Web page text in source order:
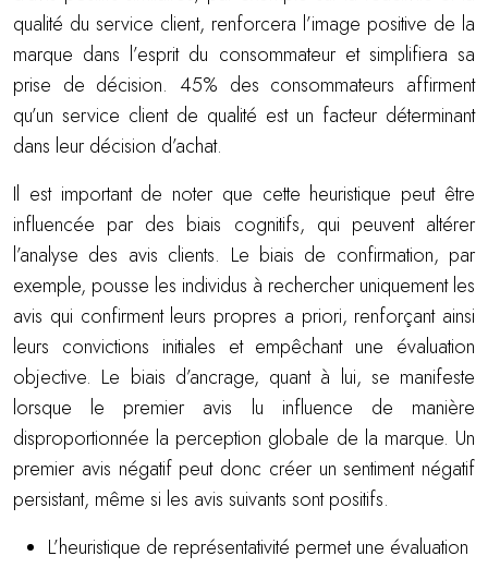
qualité du service client, renforcera l’image positive de la
marque dans l’esprit du consommateur et simplifiera sa
prise de décision. 45% des consommateurs affirment
qu’un service client de qualité est un facteur déterminant
dans leur décision d’achat.
Il est important de noter que cette heuristique peut être
influencée par des biais cognitifs, qui peuvent altérer
l’analyse des avis clients. Le biais de confirmation, par
exemple, pousse les individus à rechercher uniquement les
avis qui confirment leurs propres a priori, renforçant ainsi
leurs convictions initiales et empêchant une évaluation
objective. Le biais d’ancrage, quant à lui, se manifeste
lorsque le premier avis lu influence de manière
disproportionnée la perception globale de la marque. Un
premier avis négatif peut donc créer un sentiment négatif
persistant, même si les avis suivants sont positifs.
L’heuristique de représentativité permet une évaluation